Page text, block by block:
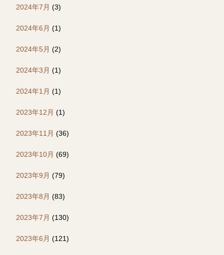
2024年7月 (3)
2024年6月 (1)
2024年5月 (2)
2024年3月 (1)
2024年1月 (1)
2023年12月 (1)
2023年11月 (36)
2023年10月 (69)
2023年9月 (79)
2023年8月 (83)
2023年7月 (130)
2023年6月 (121)